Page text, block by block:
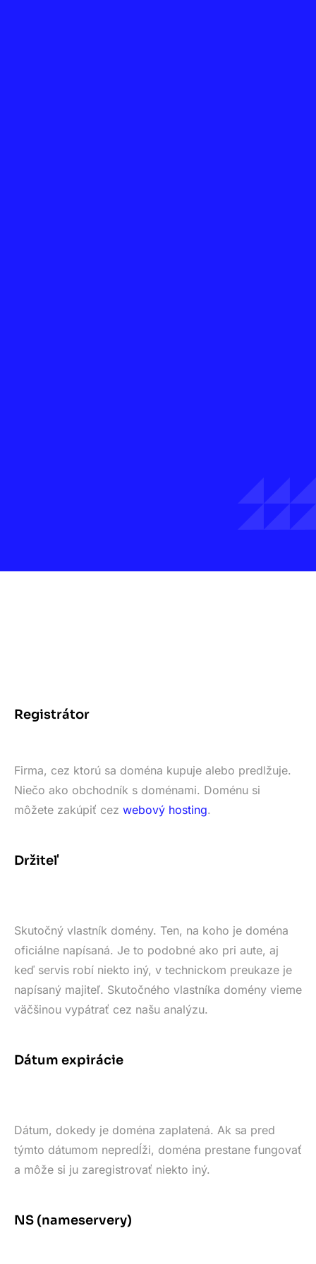
Registrátor
Firma, cez ktorú sa doména kupuje alebo predlžuje.
Niečo ako obchodník s doménami. Doménu si
môžete zakúpiť cez webový hosting.
Držiteľ
Skutočný vlastník domény. Ten, na koho je doména
oficiálne napísaná. Je to podobné ako pri aute, aj
keď servis robí niekto iný, v technickom preukaze je
napísaný majiteľ. Skutočného vlastníka domény vieme
väčšinou vypátrať cez našu analýzu.
Dátum expirácie
Dátum, dokedy je doména zaplatená. Ak sa pred
týmto dátumom nepredĺži, doména prestane fungovať
a môže si ju zaregistrovať niekto iný.
NS (nameservery)